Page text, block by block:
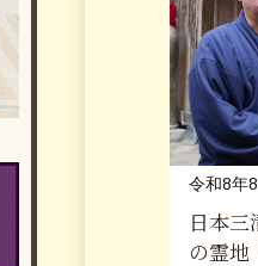
令和8年
日本三
の霊地